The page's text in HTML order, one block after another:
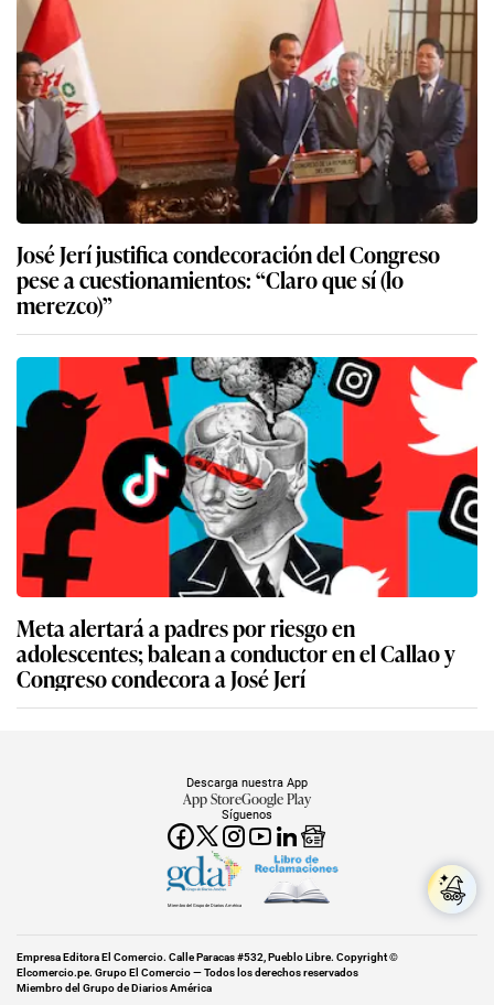
José Jerí justifica condecoración del Congreso
pese a cuestionamientos: “Claro que sí (lo
merezco)”
Meta alertará a padres por riesgo en
adolescentes; balean a conductor en el Callao y
Congreso condecora a José Jerí
Síguenos
Descarga nuestra App
App StoreGoogle Play
Miembro del Grupo de Diarios América
Empresa Editora El Comercio. Calle Paracas #532, Pueblo Libre. Copyright ©
Elcomercio.pe. Grupo El Comercio — Todos los derechos reservados
Miembro del Grupo de Diarios América